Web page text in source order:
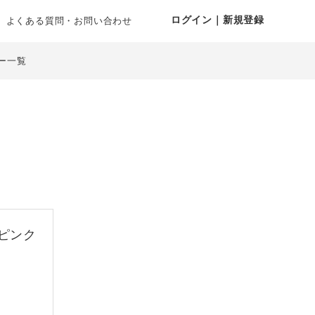
よくある質問・お問い合わせ ログイン｜新規登録
一覧
ンク